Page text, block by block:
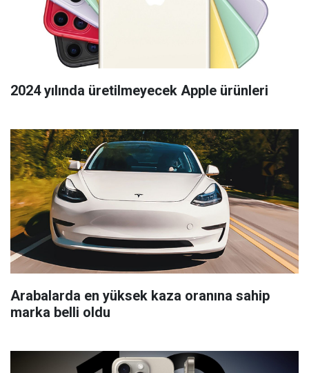
2024 yılında üretilmeyecek Apple ürünleri
Arabalarda en yüksek kaza oranına sahip
marka belli oldu